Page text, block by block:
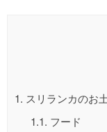
1. スリランカのお
1.1. フード